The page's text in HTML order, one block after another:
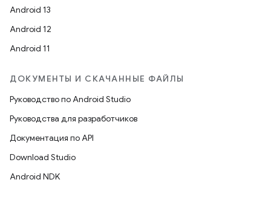
Android 13
Android 12
Android 11
ДОКУМЕНТЫ И СКАЧАННЫЕ ФАЙЛЫ
Руководство по Android Studio
Руководства для разработчиков
Документация по API
Download Studio
Android NDK